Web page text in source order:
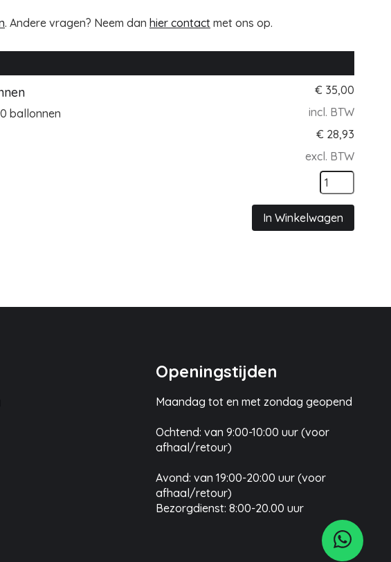
. Andere vragen? Neem dan hier contact met ons op.
€ 35,00
incl. BTW
€ 28,93
excl. BTW
In Winkelwagen
ballonnen
Openingstijden
Maandag tot en met zondag geopend
Ochtend: van 9:00-10:00 uur (voor
afhaal/retour)
Avond: van 19:00-20:00 uur (voor
afhaal/retour)
Bezorgdienst: 8:00-20.00 uur